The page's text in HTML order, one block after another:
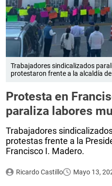
Trabajadores sindicalizados
protestaron frente a la alcaldía
Protesta en
paraliza labores
Trabajadores
protestas frente a la
Francisco I. Madero.
Ricardo Castillo Mayo 13,